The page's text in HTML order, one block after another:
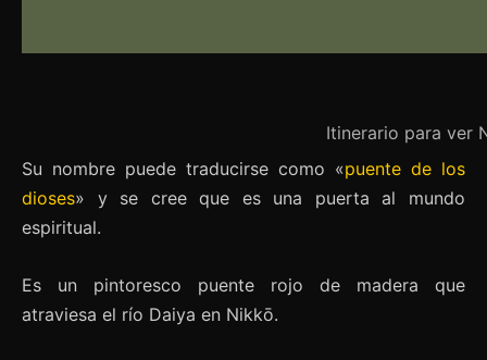
Itinerario para ver
Su nombre puede traducirse como «puente de los
dioses» y se cree que es una puerta al mundo
espiritual.
Es un pintoresco puente rojo de madera que
atraviesa el río Daiya en Nikkō.